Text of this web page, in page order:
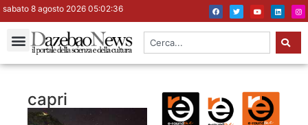
sabato 8 agosto 2026 05:02:37
capri